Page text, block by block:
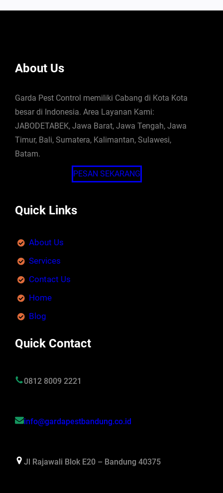
About Us
Garda Pest Control memiliki Cabang di Kota Kota
besar di Indonesia. Area Layanan Kami:
JABODETABEK, Jawa Barat, Jawa Tengah, Jawa
Timur, Bali, Sumatera, Kalimantan, Sulawesi,
Batam.
PESAN SEKARANG
Quick Links
About Us
Services
Contact Us
Home
Blog
Quick Contact
0812 8009 2221
info@gardapestbandung.co.id
Jl Rajawali Blok E20 – Bandung 40375